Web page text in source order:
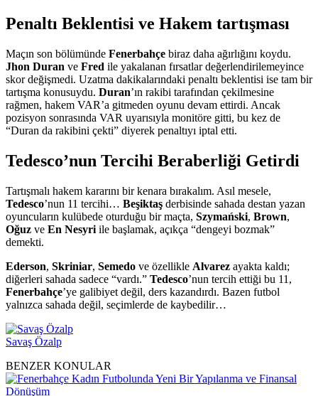
Penaltı Beklentisi ve Hakem tartışması
Maçın son bölümünde Fenerbahçe biraz daha ağırlığını koydu.
Jhon Duran ve Fred ile yakalanan fırsatlar değerlendirilemeyince
skor değişmedi. Uzatma dakikalarındaki penaltı beklentisi ise tam bir
tartışma konusuydu. Duran’ın rakibi tarafından çekilmesine
rağmen, hakem VAR’a gitmeden oyunu devam ettirdi. Ancak
pozisyon sonrasında VAR uyarısıyla monitöre gitti, bu kez de
“Duran da rakibini çekti” diyerek penaltıyı iptal etti.
Tedesco’nun Tercihi Beraberliği Getirdi
Tartışmalı hakem kararını bir kenara bırakalım. Asıl mesele,
Tedesco’nun 11 tercihi… Beşiktaş derbisinde sahada destan yazan
oyuncuların kulübede oturduğu bir maçta, Szymański, Brown,
Oğuz ve En Nesyri ile başlamak, açıkça “dengeyi bozmak”
demekti.
Ederson, Skriniar, Semedo ve özellikle Alvarez ayakta kaldı;
diğerleri sahada sadece “vardı.” Tedesco’nun tercih ettiği bu 11,
Fenerbahçe’ye galibiyet değil, ders kazandırdı. Bazen futbol
yalnızca sahada değil, seçimlerde de kaybedilir…
Savaş Özalp
BENZER KONULAR